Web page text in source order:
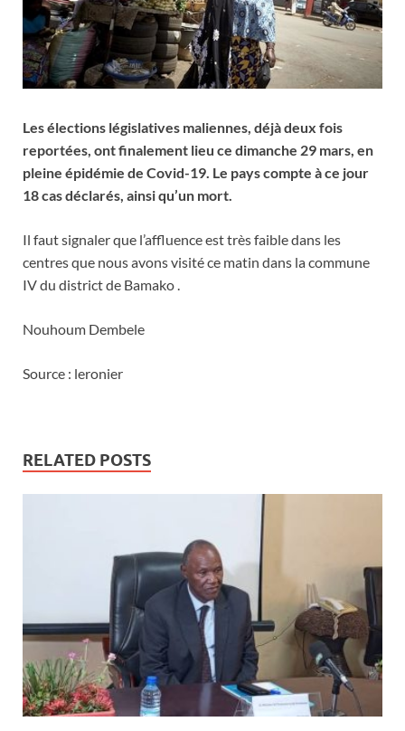
Les élections législatives maliennes, déjà deux fois
reportées, ont finalement lieu ce dimanche 29 mars, en
pleine épidémie de Covid-19. Le pays compte à ce jour
18 cas déclarés, ainsi qu’un mort.
Il faut signaler que l’affluence est très faible dans les
centres que nous avons visité ce matin dans la commune
IV du district de Bamako .
Nouhoum Dembele
Source : leronier
RELATED POSTS